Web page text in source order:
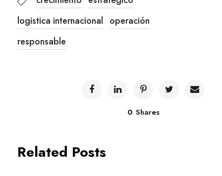
logistica internacional operación
responsable
0 Shares
Related Posts